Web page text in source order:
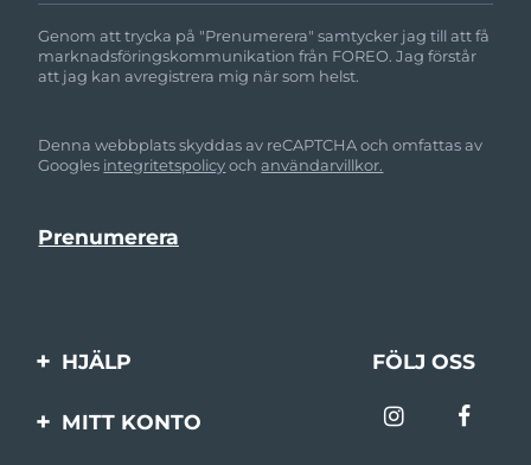
Genom att trycka på "Prenumerera" samtycker jag till att få
marknadsföringskommunikation från FOREO. Jag förstår
att jag kan avregistrera mig när som helst.
Denna webbplats skyddas av reCAPTCHA och omfattas av
Googles integritetspolicyochanvändarvillkor.
HJÄLP
Kontakta oss
FÖLJ OSS
MITT KONTO